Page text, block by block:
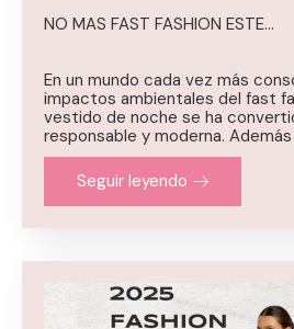
NO MAS FAST FASHION ESTE…
En un mundo cada vez más
impactos ambientales del fast
vestido de noche se ha
responsable y moderna.
Seguir leyendo